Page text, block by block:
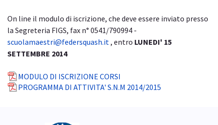
On line il modulo di iscrizione, che deve essere inviato presso
la Segreteria FIGS, fax n° 0541/790994 -
scuolamaestri@federsquash.it, entro LUNEDI' 15
SETTEMBRE 2014
MODULO DI ISCRIZIONE CORSI
PROGRAMMA DI ATTIVITA' S.N.M 2014/2015